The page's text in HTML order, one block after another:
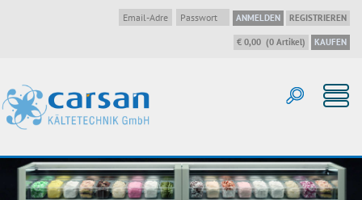
ANMELDEN REGISTRIEREN
€ 0,00 (0 Artikel) KAUFEN